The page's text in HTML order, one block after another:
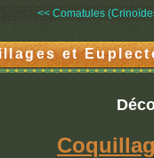
<< Comatules
et